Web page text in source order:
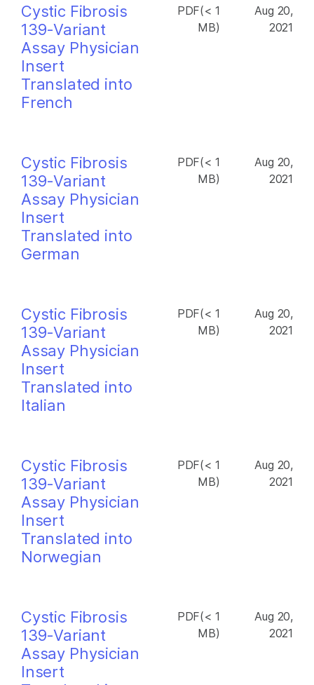
Cystic Fibrosis
139-Variant
Assay Physician
Insert
Translated into
French
PDF(< 1
MB)
Aug 20,
2021
Cystic Fibrosis
139-Variant
Assay Physician
Insert
Translated into
German
PDF(< 1
MB)
Aug 20,
2021
Cystic Fibrosis
139-Variant
Assay Physician
Insert
Translated into
Italian
PDF(< 1
MB)
Aug 20,
2021
Cystic Fibrosis
139-Variant
Assay Physician
Insert
Translated into
Norwegian
PDF(< 1
MB)
Aug 20,
2021
Cystic Fibrosis
139-Variant
Assay Physician
Insert
PDF(< 1
MB)
Aug 20,
2021